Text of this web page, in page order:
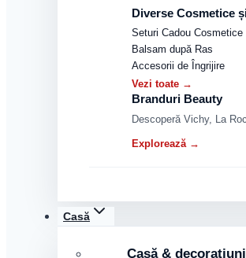
Diverse Cosmetice
Seturi Cadou Cosmetice
Balsam după Ras
Accesorii de Îngrijire
Vezi toate →
Branduri Beauty
Descoperă Vichy, La
Explorează →
Casă
Casă & decorațiuni